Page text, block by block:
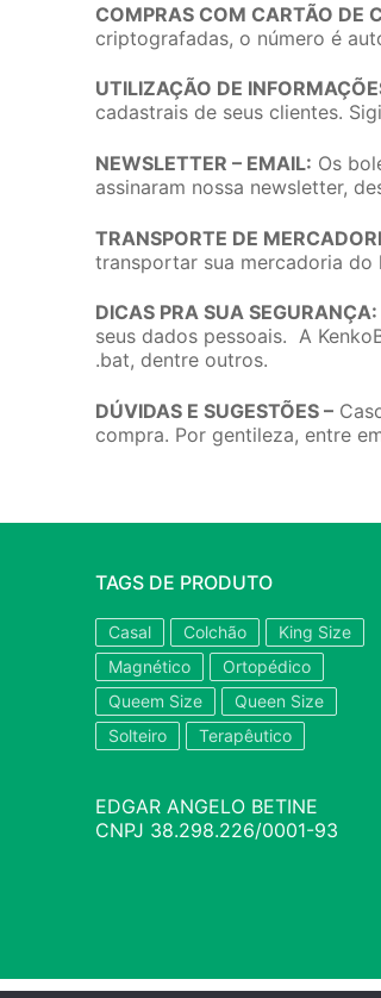
COMPRAS COM CARTÃO DE
criptografadas, o número é
UTILIZAÇÃO DE
cadastrais de seus clientes.
NEWSLETTER – EMAIL: Os
assinaram nossa newsletter,
TRANSPORTE DE
transportar sua mercadoria
DICAS PRA SUA SEGURANÇA:
seus dados pessoais. A
.bat, dentre outros.
DÚVIDAS E SUGESTÕES –
compra. Por gentileza, entre
TAGS DE PRODUTO
Casal Colchão
King Size
Magnético
Ortopédico
Queem Size
Queen Size
Solteiro
Terapêutico
EDGAR ANGELO BETINE
CNPJ 38.298.226/0001-93